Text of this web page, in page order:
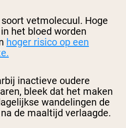
vetmolecuul. Hoge
het bloed worden
hoger risico op een
inactieve oudere
bleek dat het maken
wandelingen de
de maaltijd verlaagde.